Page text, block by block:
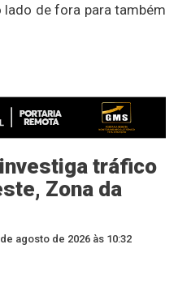
de fora para também
tráfico
Zona da
agosto de 2026 às 10:32